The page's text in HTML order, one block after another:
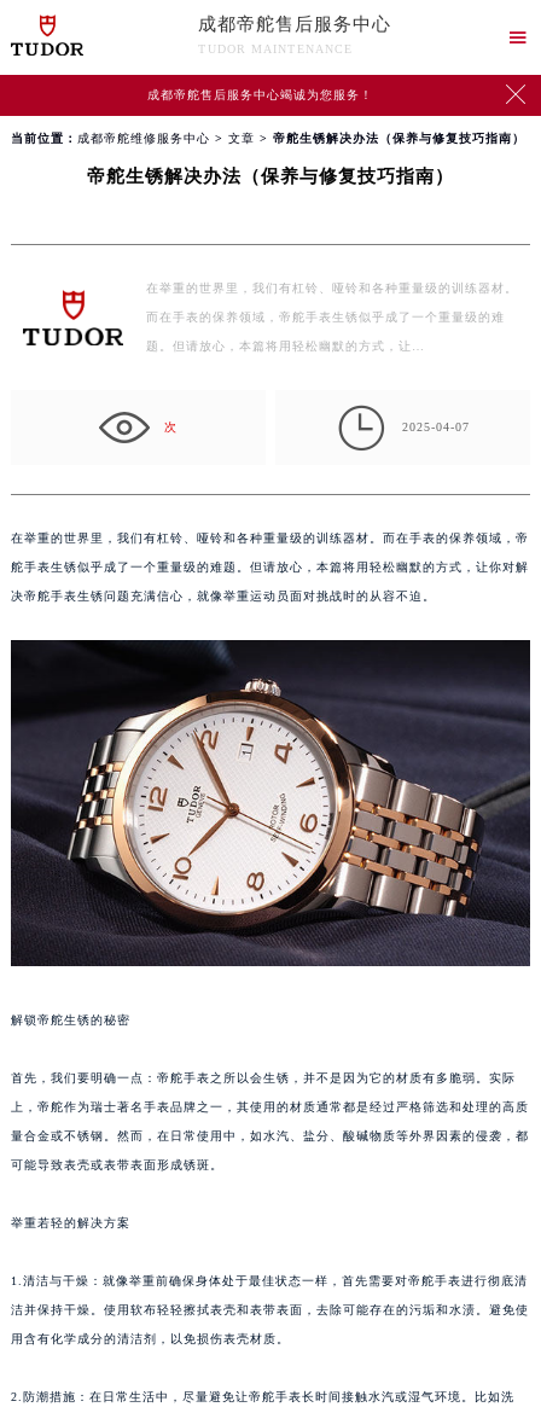
成都帝舵售后服务中心
TUDOR MAINTENANCE

成都帝舵售后服务中心竭诚为您服务！ 
当前位置： 成都帝舵维修服务中心 > 文章 > 帝舵生锈解决办法（保养与修复技巧指南）
帝舵生锈解决办法（保养与修复技巧指南）
在举重的世界里，我们有杠铃、哑铃和各种重量级的训练器材。
而在手表的保养领域，帝舵手表生锈似乎成了一个重量级的难
题。但请放心，本篇将用轻松幽默的方式，让…
次  2025-04-07
在举重的世界里，我们有杠铃、哑铃和各种重量级的训练器材。而在手表的保养领域，帝
舵手表生锈似乎成了一个重量级的难题。但请放心，本篇将用轻松幽默的方式，让你对解
决帝舵手表生锈问题充满信心，就像举重运动员面对挑战时的从容不迫。
解锁帝舵生锈的秘密
首先，我们要明确一点：帝舵手表之所以会生锈，并不是因为它的材质有多脆弱。实际
上，帝舵作为瑞士著名手表品牌之一，其使用的材质通常都是经过严格筛选和处理的高质
量合金或不锈钢。然而，在日常使用中，如水汽、盐分、酸碱物质等外界因素的侵袭，都
可能导致表壳或表带表面形成锈斑。
举重若轻的解决方案
1.清洁与干燥：就像举重前确保身体处于最佳状态一样，首先需要对帝舵手表进行彻底清
洁并保持干燥。使用软布轻轻擦拭表壳和表带表面，去除可能存在的污垢和水渍。避免使
用含有化学成分的清洁剂，以免损伤表壳材质。
2.防潮措施：在日常生活中，尽量避免让帝舵手表长时间接触水汽或湿气环境。比如洗